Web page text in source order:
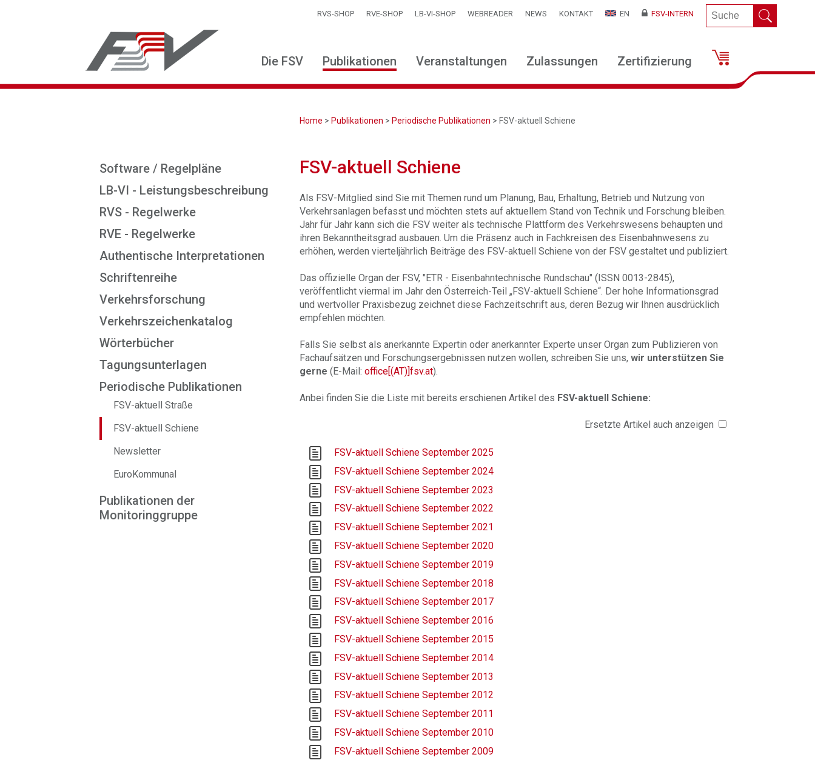
RVS-SHOP RVE-SHOP LB-VI-SHOP WEBREADER NEWS KONTAKT EN FSV-INTERN
Die FSV Publikationen Veranstaltungen Zulassungen Zertifizierung
Home > Publikationen > Periodische Publikationen > FSV-aktuell Schiene
Software / Regelpläne
LB-VI - Leistungsbeschreibung
RVS - Regelwerke
RVE - Regelwerke
Authentische Interpretationen
Schriftenreihe
Verkehrsforschung
Verkehrszeichenkatalog
Wörterbücher
Tagungsunterlagen
Periodische Publikationen
FSV-aktuell Straße
FSV-aktuell Schiene
Newsletter
EuroKommunal
Publikationen der
Monitoringgruppe
FSV-aktuell Schiene
Als FSV-Mitglied sind Sie mit Themen rund um Planung, Bau, Erhaltung, Betrieb und Nutzung von
Verkehrsanlagen befasst und möchten stets auf aktuellem Stand von Technik und Forschung bleiben.
Jahr für Jahr kann sich die FSV weiter als technische Plattform des Verkehrswesens behaupten und
ihren Bekanntheitsgrad ausbauen. Um die Präsenz auch in Fachkreisen des Eisenbahnwesens zu
erhöhen, werden vierteljährlich Beiträge des FSV-aktuell Schiene von der FSV gestaltet und publiziert.
Das offizielle Organ der FSV, "ETR - Eisenbahntechnische Rundschau" (ISSN 0013-2845),
veröffentlicht viermal im Jahr den Österreich-Teil „FSV-aktuell Schiene“. Der hohe Informationsgrad
und wertvoller Praxisbezug zeichnet diese Fachzeitschrift aus, deren Bezug wir Ihnen ausdrücklich
empfehlen möchten.
Falls Sie selbst als anerkannte Expertin oder anerkannter Experte unser Organ zum Publizieren von
Fachaufsätzen und Forschungsergebnissen nutzen wollen, schreiben Sie uns,wir unterstützen Sie
gerne(E-Mail: office[(AT)]fsv.at).
Anbei finden Sie die Liste mit bereits erschienen Artikel des FSV-aktuell Schiene:
Ersetzte Artikel auch anzeigen
FSV-aktuell Schiene September 2025
FSV-aktuell Schiene September 2024
FSV-aktuell Schiene September 2023
FSV-aktuell Schiene September 2022
FSV-aktuell Schiene September 2021
FSV-aktuell Schiene September 2020
FSV-aktuell Schiene September 2019
FSV-aktuell Schiene September 2018
FSV-aktuell Schiene September 2017
FSV-aktuell Schiene September 2016
FSV-aktuell Schiene September 2015
FSV-aktuell Schiene September 2014
FSV-aktuell Schiene September 2013
FSV-aktuell Schiene September 2012
FSV-aktuell Schiene September 2011
FSV-aktuell Schiene September 2010
FSV-aktuell Schiene September 2009